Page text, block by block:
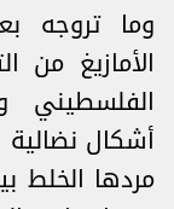
وما تروجه
الأمازيغ من
أشكال
مردها الخلط